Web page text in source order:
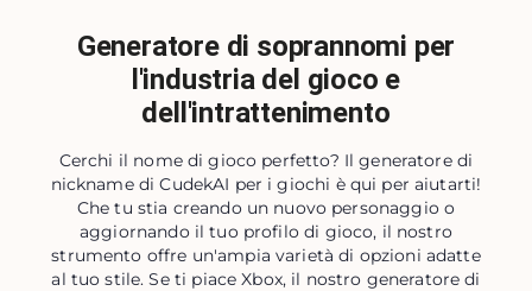
Generatore di soprannomi per
l'industria del gioco e
dell'intrattenimento
Cerchi il nome di gioco perfetto? Il generatore di
nickname di CudekAI per i giochi è qui per aiutarti!
Che tu stia creando un nuovo personaggio o
aggiornando il tuo profilo di gioco, il nostro
strumento offre un'ampia varietà di opzioni adatte
al tuo stile. Se ti piace Xbox, il nostro generatore di